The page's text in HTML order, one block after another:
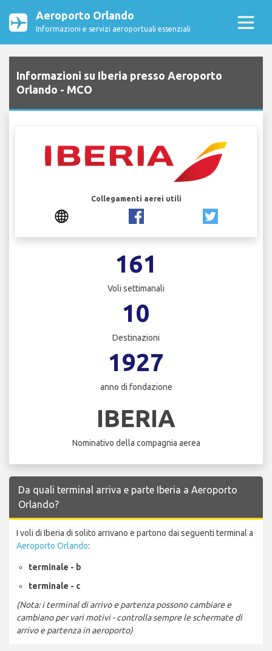
Aeroporto Orlando
Informazioni e servizi aeroportuali essenziali
Informazioni su Iberia presso Aeroporto
Orlando - MCO
Collegamenti aerei utili
161
Voli settimanali
10
Destinazioni
1927
anno di fondazione
IBERIA
Nominativo della compagnia aerea
Da quali terminal arriva e parte Iberia a Aeroporto
Orlando?
I voli di Iberia di solito arrivano e partono dai seguenti terminal a
Aeroporto Orlando:
terminale - b
terminale - c
(Nota: i terminal di arrivo e partenza possono cambiare e
cambiano per vari motivi - controlla sempre le schermate di
arrivo e partenza in aeroporto)